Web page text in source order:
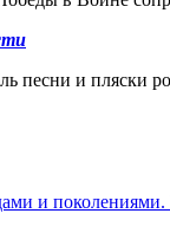
песни и пляски